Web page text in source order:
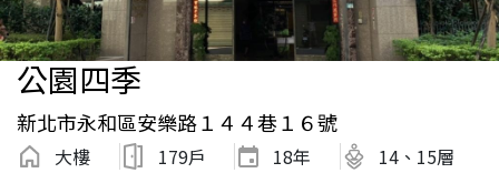
公園四季
新北市永和區安樂路１４４巷１６號
大樓 179戶 18年 14、15層